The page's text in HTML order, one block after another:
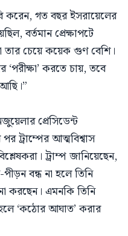
করেন, গত বছর ইসরায়েলের
বর্তমান প্রেক্ষাপটে
তার চেয়ে কয়েক গুণ বেশি।
‘পরীক্ষা’ করতে চায়, তবে
প্রেসিডেন্ট
ট্রাম্পের আত্মবিশ্বাস
ট্রাম্প জানিয়েছেন,
বন্ধ না হলে তিনি
করছেন। এমনকি তিনি
‘কঠোর আঘাত’ করার